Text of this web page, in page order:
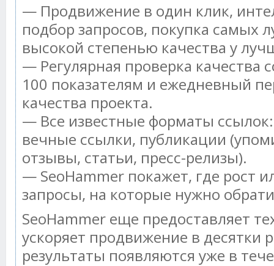
— Продвижение в один клик,
подбор запросов, покупка самых
высокой степенью качества у
— Регулярная проверка качества
100 показателям и ежедневный
качества проекта.
— Все известные форматы
вечные ссылки, публикации
отзывы, статьи, пресс-релизы).
— SeoHammer покажет, где рост
запросы, на которые нужно
SeoHammer еще предоставляет
ускоряет продвижение в десятки
результаты появляются уже в